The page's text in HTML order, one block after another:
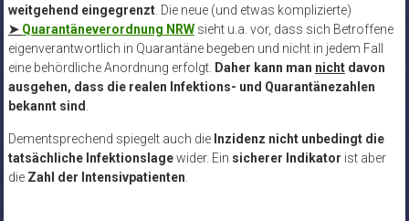
weitgehend eingegrenzt. Die neue (und etwas komplizierte)
➤ Quarantäneverordnung NRWsieht u.a. vor, dass sich Betroffene
eigenverantwortlich in Quarantäne begeben und nicht in jedem Fall
eine behördliche Anordnung erfolgt. Daher kann man nichtdavon
ausgehen, dass die realen Infektions- und Quarantänezahlen
bekannt sind.
Dementsprechend spiegelt auch die Inzidenz nicht unbedingt die
tatsächliche Infektionslagewider. Ein sicherer Indikator ist aber
die Zahl der Intensivpatienten.